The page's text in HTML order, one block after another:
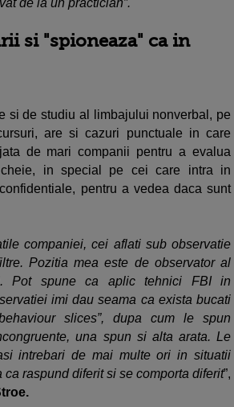
de la un practician”.
si "spioneaza" ca in
si de studiu al limbajului nonverbal, pe
are si cazuri punctuale in care
de mari companii pentru a evalua
in special pe cei care intra in
pentru a vedea daca sunt
companiei, cei aflati sub observatie
Pozitia mea este de observator al
Pot spune ca aplic tehnici FBI in
imi dau seama ca exista bucati
slices”, dupa cum le spun
una spun si alta arata. Le
intrebari de mai multe ori in situatii
ca raspund diferit si se comporta diferit”,